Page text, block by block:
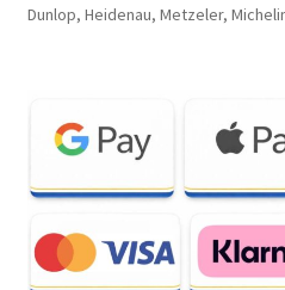
Dunlop, Heidenau, Metzeler,